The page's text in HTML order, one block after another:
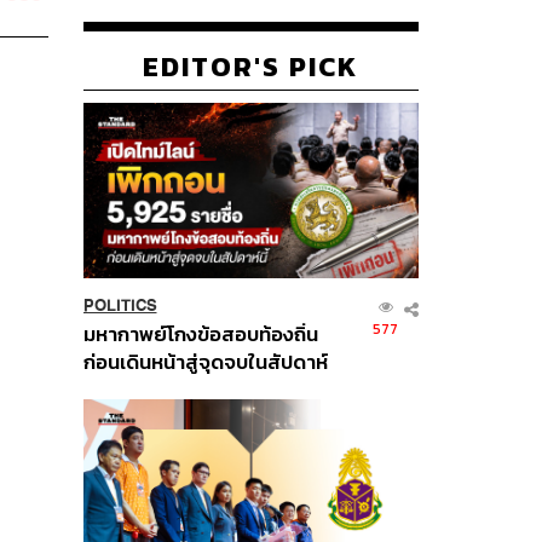
EDITOR'S PICK
POLITICS
มหากาพย์โกงข้อสอบท้องถิ่น
ก่อนเดินหน้าสู่จุดจบในสัปดาห์
577